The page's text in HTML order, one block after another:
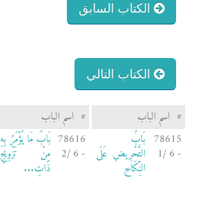
الكتاب السابق
الكتاب التالي
# اسم الباب # اسم الباب
78615
- 6 /1
بَابُ
التَّحْرِيضِ عَلَى
النِّكَاحِ
78616
- 6 /2
بَابُ مَا يُؤْمَرُ بِهِ
مِنْ تَزْوِيجِ
ذَاتِ...